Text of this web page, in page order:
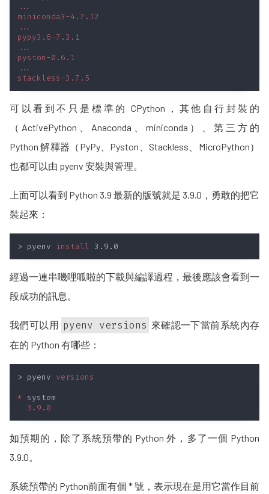
可以看到不只是標準的 CPython，其他自行封裝的
（ActivePython、Anaconda、miniconda）、第三方的
Python 解釋器（PyPy、Pyston、Stackless、MicroPython）
也都可以由 pyenv 安裝與管理。
上面可以看到 Python 3.9 最新的版號就是 3.9.0，勇敢的把它
裝起來：
> pyenv install
經過一連串嘰哩呱啦的下載與編譯過程，最後應該會看到一
段成功的訊息。
我們可以用 pyenv versions 來確認一下當前系統內存
在的 Python 有哪些：
> pyenv
*
如預期的，除了系統預帶的 Python 外，多了一個 Python
3.9.0。
系統預帶的 Python前面有個 * 號，表示現在是用它當作目前